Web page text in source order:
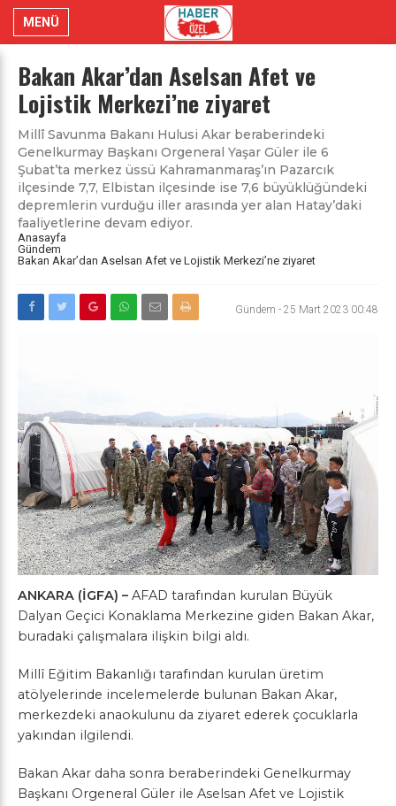
MENÜ
Bakan Akar’dan Aselsan Afet ve
Lojistik Merkezi’ne ziyaret
Millî Savunma Bakanı Hulusi Akar beraberindeki
Genelkurmay Başkanı Orgeneral Yaşar Güler ile 6
Şubat’ta merkez üssü Kahramanmaraş’ın Pazarcık
ilçesinde 7,7, Elbistan ilçesinde ise 7,6 büyüklüğündeki
depremlerin vurduğu iller arasında yer alan Hatay’daki
faaliyetlerine devam ediyor.
Anasayfa
Gündem
Bakan Akar’dan Aselsan Afet ve Lojistik Merkezi’ne ziyaret
Gündem - 25 Mart 2023 00:48
ANKARA (İGFA) – AFAD tarafından kurulan Büyük
Dalyan Geçici Konaklama Merkezine giden Bakan Akar,
buradaki çalışmalara ilişkin bilgi aldı.
Millî Eğitim Bakanlığı tarafından kurulan üretim
atölyelerinde incelemelerde bulunan Bakan Akar,
merkezdeki anaokulunu da ziyaret ederek çocuklarla
yakından ilgilendi.
Bakan Akar daha sonra beraberindeki Genelkurmay
Başkanı Orgeneral Güler ile Aselsan Afet ve Lojistik